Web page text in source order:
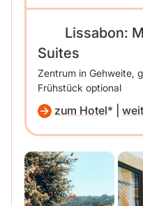
Lissabon:
Suites
Zentrum in Gehweite,
Frühstück optional
zum Hotel